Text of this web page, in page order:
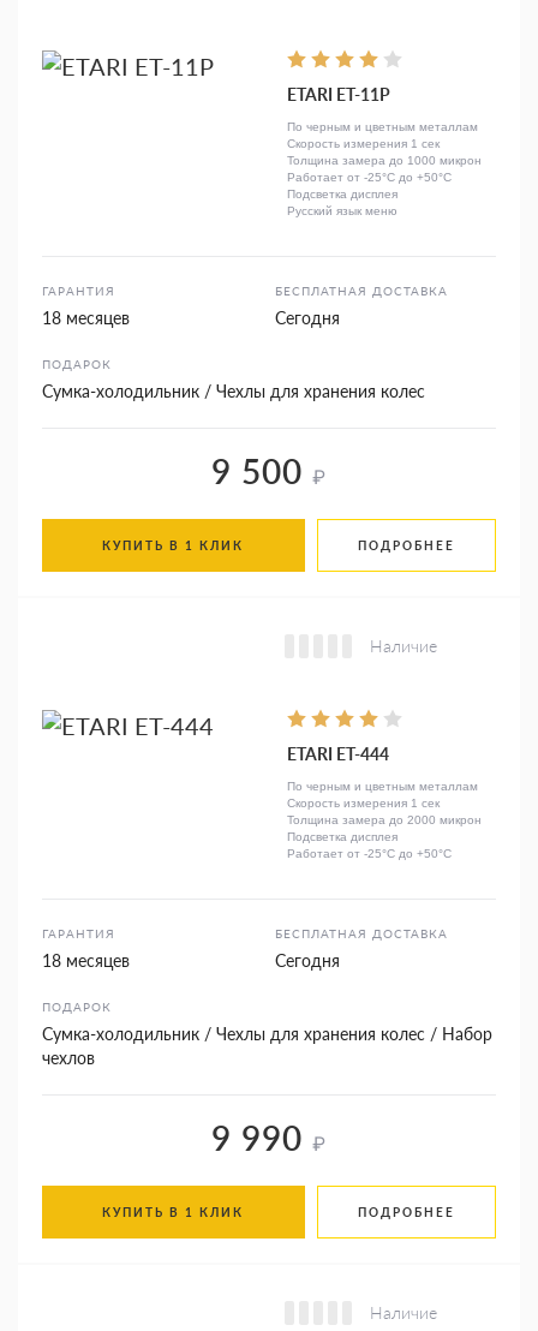
ETARI ЕТ-11Р
По черным и цветным металлам
Скорость измерения 1 сек
Толщина замера до 1000 микрон
Работает от -25°C до +50°C
Подсветка дисплея
Русский язык меню
ГАРАНТИЯ
18 месяцев
БЕСПЛАТНАЯ ДОСТАВКА
Сегодня
ПОДАРОК
Сумка-холодильник / Чехлы для хранения колес
9 500 ₽
КУПИТЬ В 1 КЛИК ПОДРОБНЕЕ
Наличие
ETARI ЕТ-444
По черным и цветным металлам
Скорость измерения 1 сек
Толщина замера до 2000 микрон
Подсветка дисплея
Работает от -25°C до +50°C
ГАРАНТИЯ
18 месяцев
БЕСПЛАТНАЯ ДОСТАВКА
Сегодня
ПОДАРОК
Сумка-холодильник / Чехлы для хранения колес / Набор
чехлов
9 990 ₽
КУПИТЬ В 1 КЛИК ПОДРОБНЕЕ
Наличие